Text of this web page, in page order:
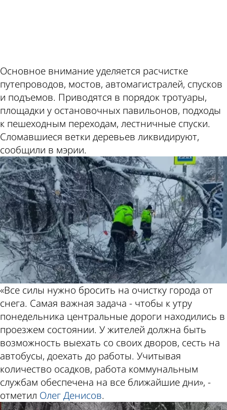
Основное внимание уделяется расчистке
путепроводов, мостов, автомагистралей, спусков
и подъемов. Приводятся в порядок тротуары,
площадки у остановочных павильонов, подходы
к пешеходным переходам, лестничные спуски.
Сломавшиеся ветки деревьев ликвидируют,
сообщили в мэрии.
«Все силы нужно бросить на очистку города от
снега. Самая важная задача - чтобы к утру
понедельника центральные дороги находились в
проезжем состоянии. У жителей должна быть
возможность выехать со своих дворов, сесть на
автобусы, доехать до работы. Учитывая
количество осадков, работа коммунальным
службам обеспечена на все ближайшие дни», -
отметил Олег Денисов.